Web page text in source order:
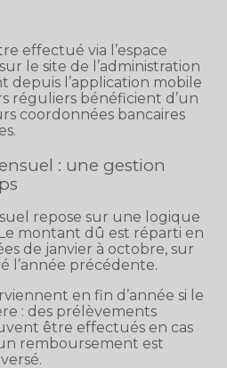
effectué via l’espace
le site de l’administration
depuis l’application mobile
réguliers bénéficient d’un
coordonnées bancaires
: une gestion
repose sur une logique
montant dû est réparti en
de janvier à octobre, sur
l’année précédente.
en fin d’année si le
: des prélèvements
être effectués en cas
remboursement est